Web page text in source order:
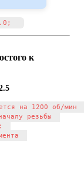
к
на 1200 об/
резьбы